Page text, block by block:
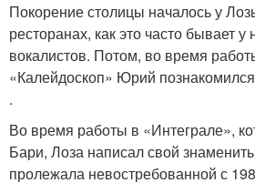
Покорение столицы началось у
ресторанах, как это часто бывает
вокалистов. Потом, во время
«Калейдоскоп» Юрий
.
Во время работы в «Интеграле»,
Бари, Лоза написал свой
пролежала невостребованной с